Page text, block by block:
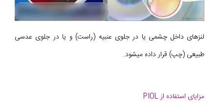
لنزهای داخل چشمی یا در جلوی عنبیه (راست) و یا در جلوی عدسی
طبیعی (چپ) قرار داده می‎شود.
مزایای استفاده از PIOL